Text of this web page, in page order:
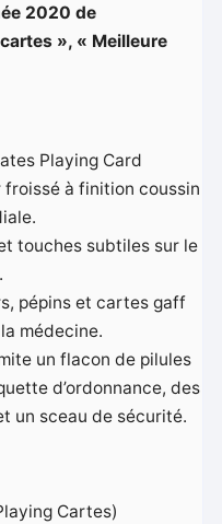
2020 de
», « Meilleure
Playing Card
froissé à finition coussin
touches subtiles sur le
pépins et cartes gaff
médecine.
un flacon de pilules
d’ordonnance, des
un sceau de sécurité.
Cartes)